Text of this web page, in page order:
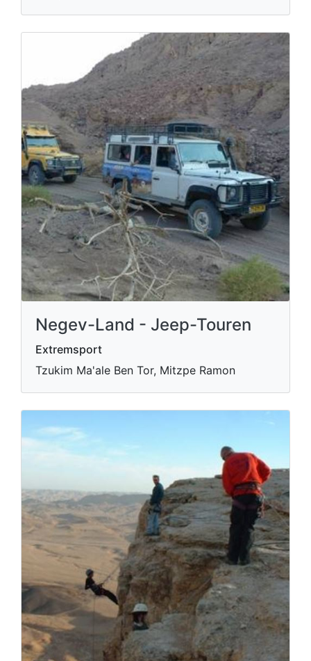
Negev-Land - Jeep-Touren
Extremsport
Tzukim Ma'ale Ben Tor, Mitzpe Ramon